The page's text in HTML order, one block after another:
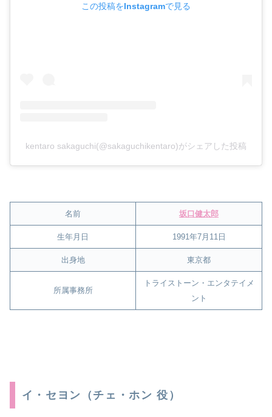
この投稿をInstagramで見る
kentaro sakaguchi(@sakaguchikentaro)がシェアした投稿
名前 坂口健太郎
生年月日 1991年7月11日
出身地 東京都
所属事務所
トライストーン・エンタテイメ
ント
イ・セヨン（チェ・ホン 役）